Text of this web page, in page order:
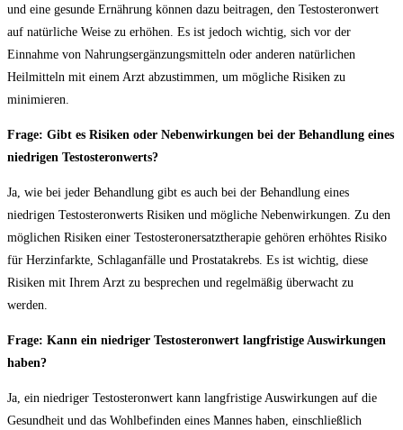
und eine gesunde Ernährung können dazu beitragen, den Testosteronwert
‌auf natürliche Weise zu erhöhen. Es ist jedoch wichtig, sich vor⁣ der
⁢Einnahme von Nahrungsergänzungsmitteln oder anderen natürlichen
Heilmitteln mit einem Arzt abzustimmen, ⁣um mögliche Risiken zu
minimieren.
Frage: ⁢Gibt ⁣es Risiken ⁣oder Nebenwirkungen ⁣bei der ‍Behandlung eines
niedrigen Testosteronwerts?
Ja, wie⁤ bei jeder ⁣Behandlung gibt es auch bei der Behandlung eines
niedrigen Testosteronwerts‌ Risiken ⁢und mögliche‌ Nebenwirkungen. Zu den
möglichen Risiken ⁣einer Testosteronersatztherapie gehören ​erhöhtes⁣ Risiko
für Herzinfarkte, Schlaganfälle und Prostatakrebs. ⁤Es ist wichtig, diese
Risiken mit Ihrem Arzt⁣ zu ​besprechen und ‍regelmäßig überwacht ⁢zu
werden.
Frage:‍ Kann ein ⁣niedriger Testosteronwert langfristige Auswirkungen
haben?
Ja, ein niedriger Testosteronwert kann langfristige Auswirkungen auf⁢ die⁣
Gesundheit und das Wohlbefinden eines Mannes​ haben, einschließlich